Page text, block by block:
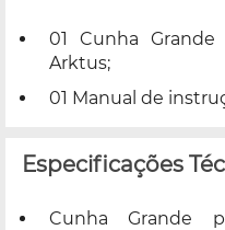
01 Cunha
Arktus;
01 Manual de
Especificações
Cunha Grande